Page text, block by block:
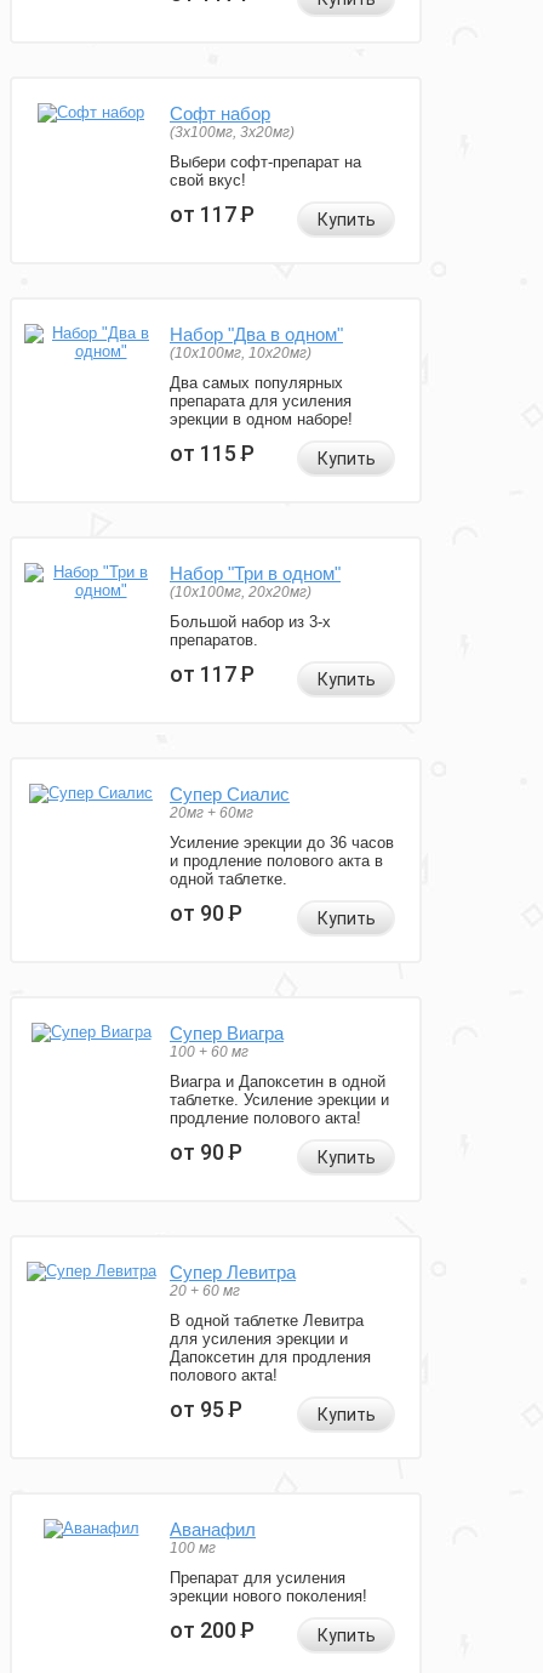
Софт набор
(3x100мг, 3x20мг)
Выбери софт-препарат на
свой вкус!
от 117Р Купить
Набор "Два в одном"
(10x100мг, 10x20мг)
Два самых популярных
препарата для усиления
эрекции в одном наборе!
от 115Р Купить
Набор "Три в одном"
(10x100мг, 20x20мг)
Большой набор из 3-х
препаратов.
от 117Р Купить
Супер Сиалис
20мг + 60мг
Усиление эрекции до 36 часов
и продление полового акта в
одной таблетке.
от 90Р Купить
Супер Виагра
100 + 60 мг
Виагра и Дапоксетин в одной
таблетке. Усиление эрекции и
продление полового акта!
от 90Р Купить
Супер Левитра
20 + 60 мг
В одной таблетке Левитра
для усиления эрекции и
Дапоксетин для продления
полового акта!
от 95Р Купить
Аванафил
100 мг
Препарат для усиления
эрекции нового поколения!
от 200Р Купить